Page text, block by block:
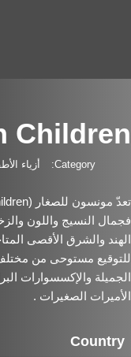
Children
Category: أزياء
فجمال النسيج واللون
الهند والشرق الأقصى
للتوقيع مستوحى من مختلف
الجميلة والإكسسوارات
الأميرات الصغيرات .
Country